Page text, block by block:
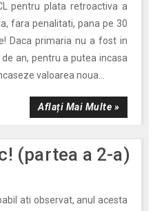
pentru plata retroactiva a
fara penalitati, pana pe 30
Daca primaria nu a fost in
an, pentru a putea incasa
valoarea noua...
Aflați Mai Multe »
(partea a 2-a)
ati observat, anul acesta